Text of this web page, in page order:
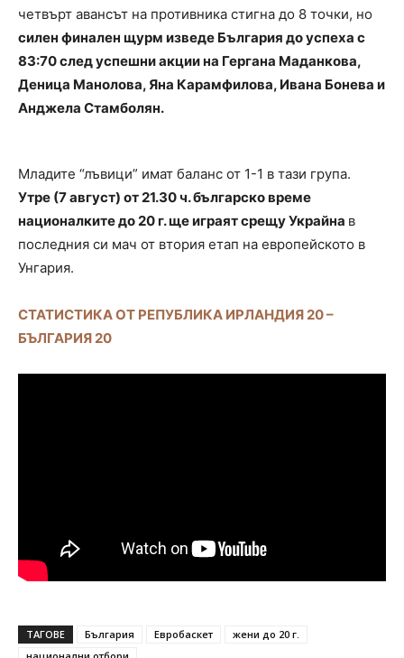
четвърт авансът на противника стигна до 8 точки, но
силен финален щурм изведе България до успеха с
83:70 след успешни акции на Гергана Маданкова,
Деница Манолова, Яна Карамфилова, Ивана Бонева и
Анджела Стамболян.
Младите “лъвици” имат баланс от 1-1 в тази група.
Утре (7 август) от 21.30 ч. българско време
националките до 20 г. ще играят срещу Украйна в
последния си мач от втория етап на европейското в
Унгария.
СТАТИСТИКА ОТ РЕПУБЛИКА ИРЛАНДИЯ 20 –
БЪЛГАРИЯ 20
ТАГОВЕ България Евробаскет
жени до 20 г.